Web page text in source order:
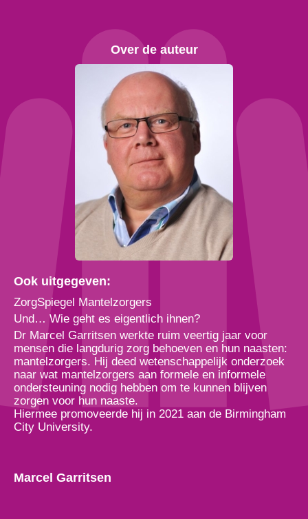
Over de auteur
Ook uitgegeven:
ZorgSpiegel Mantelzorgers
Und… Wie geht es eigentlich ihnen?
Dr Marcel Garritsen werkte ruim veertig jaar voor
mensen die langdurig zorg behoeven en hun naasten:
mantelzorgers. Hij deed wetenschappelijk onderzoek
naar wat mantelzorgers aan formele en informele
ondersteuning nodig hebben om te kunnen blijven
zorgen voor hun naaste.
Hiermee promoveerde hij in 2021 aan de Birmingham
City University.
Marcel Garritsen